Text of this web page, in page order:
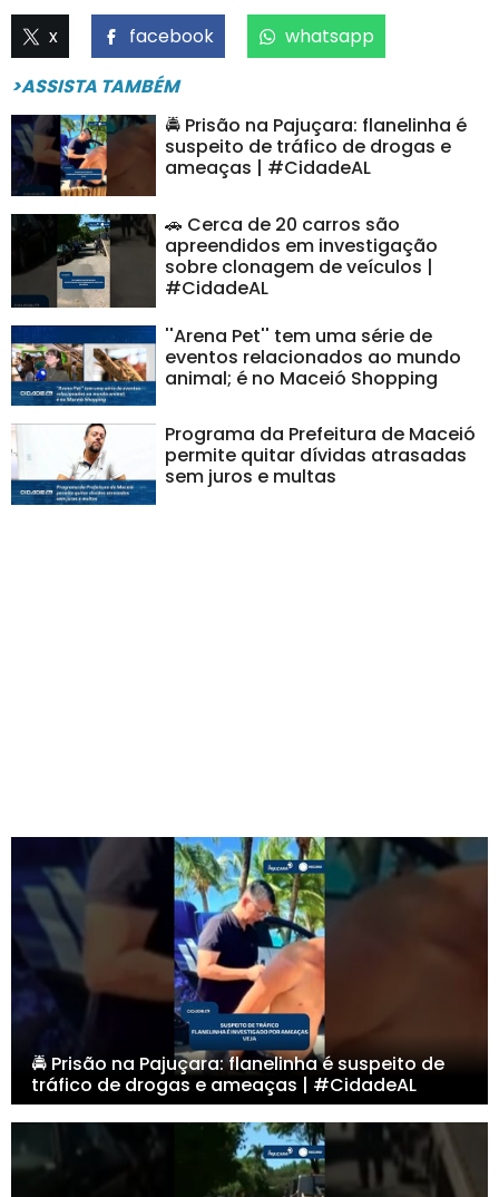
x facebook
whatsapp
>ASSISTA TAMBÉM
🚔 Prisão na Pajuçara: flanelinha é
suspeito de tráfico de drogas e
ameaças | #CidadeAL
🚗 Cerca de 20 carros são
apreendidos em investigação
sobre clonagem de veículos |
#CidadeAL
''Arena Pet'' tem uma série de
eventos relacionados ao mundo
animal; é no Maceió Shopping
Programa da Prefeitura de Maceió
permite quitar dívidas atrasadas
sem juros e multas
🚔 Prisão na Pajuçara: flanelinha é suspeito de
tráfico de drogas e ameaças | #CidadeAL